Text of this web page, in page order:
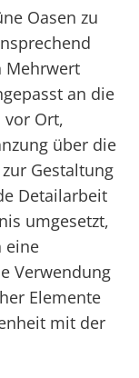
Oasen zu
Mehrwert
an die
vor Ort,
über die
Gestaltung
Detailarbeit
umgesetzt,
eine
Verwendung
Elemente
mit der